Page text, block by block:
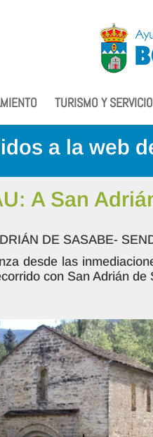
TURISMO Y
a la web
A San
DE SASABE-
desde las
con San Adrián